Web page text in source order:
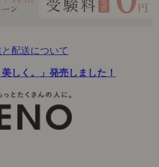
配送について
しく。」発売しました！